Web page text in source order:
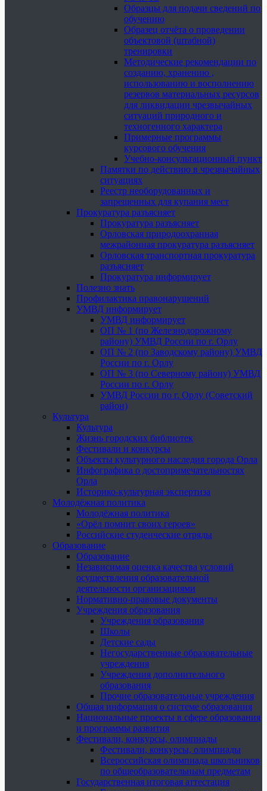
Образцы для подачи сведений по
обучению
Образец отчёта о проведении
объектовой (штабной)
тренировки
Методические рекомендации по
созданию, хранению ,
использованию и восполнению
резервов материальных ресурсов
для ликвидации чрезвычайных
ситуаций природного и
техногенного характера
Примерные программы
курсового обучения
Учебно-консультационный пункт
Памятки по действию в чрезвычайных
ситуациях
Реестр необорудованных и
запрещенных для купания мест
Прокуратура разъясняет
Прокуратура разъясняет
Орловская природоохранная
межрайонная прокуратура разъясняет
Орловская транспортная прокуратура
разъясняет
Прокуратура информирует
Полезно знать
Профилактика правонарушений
УМВД информирует
УМВД информирует
ОП № 1 (по Железнодорожному
району) УМВД России по г. Орлу
ОП № 2 (по Заводскому району) УМВД
России по г. Орлу
ОП № 3 (по Северному району) УМВД
России по г. Орлу
УМВД России по г. Орлу (Советский
район)
Культура
Культура
Жизнь городских библиотек
Фестивали и конкурсы
Объекты культурного наследия города Орла
Инфографика о достопримечательностях
Орла
Историко-культурная экспертиза
Молодёжная политика
Молодёжная политика
«Орёл помнит своих героев»
Российские студенческие отряды
Образование
Образование
Независимая оценка качества условий
осуществления образовательной
деятельности организациями
Нормативно-правовые документы
Учреждения образования
Учреждения образования
Школы
Детские сады
Негосударственные образовательные
учреждения
Учреждения дополнительного
образования
Прочие образовательные учреждения
Общая информация о системе образования
Национальные проекты в сфере образования
и программы развития
Фестивали, конкурсы, олимпиады
Фестивали, конкурсы, олимпиады
Всероссийская олимпиада школьников
по общеобразовательным предметам
Государственная итоговая аттестация